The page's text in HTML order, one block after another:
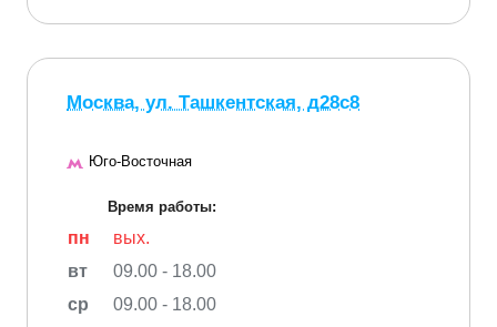
Москва, ул. Ташкентская, д28с8
Юго-Восточная
Время работы:
пн
вых.
вт
09.00 - 18.00
ср
09.00 - 18.00